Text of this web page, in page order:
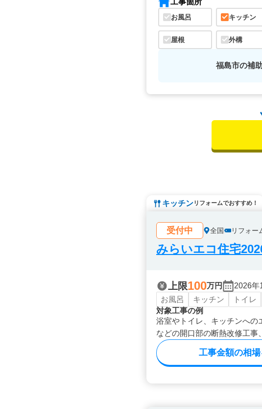
工事箇所
お風呂 キッチン
屋根 外構
福島市の補
キッチンリフォームでおすすめ！
受付中 全国 リフォー
みらいエコ住宅
上限100万円
2026年
お風呂
キッチン トイレ
対象工事の例
浴室やトイレ、キッチンへの
などの開口部の断熱改修工
工事金額の相